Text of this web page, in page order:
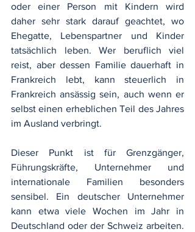
oder einer Person mit Kindern wird
daher sehr stark darauf geachtet, wo
Ehegatte, Lebenspartner und Kinder
tatsächlich leben. Wer beruflich viel
reist, aber dessen Familie dauerhaft in
Frankreich lebt, kann steuerlich in
Frankreich ansässig sein, auch wenn er
selbst einen erheblichen Teil des Jahres
im Ausland verbringt.
Dieser Punkt ist für Grenzgänger,
Führungskräfte, Unternehmer und
internationale Familien besonders
sensibel. Ein deutscher Unternehmer
kann etwa viele Wochen im Jahr in
Deutschland oder der Schweiz arbeiten.